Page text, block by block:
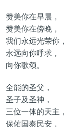
赞美你在早晨，
赞美你在傍晚，
我们永远光荣你，
永远向你呼求，
向你歌颂。
全能的圣父，
圣子及圣神，
三位一体的天主，
保佑国泰民安，